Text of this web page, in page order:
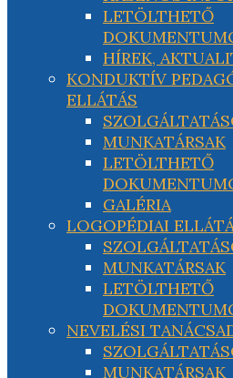
LETÖLTHETŐ
HÍREK,
KONDUKTÍV
ELLÁTÁS
MUNKATÁRSAK
LETÖLTHETŐ
GALÉRIA
LOGOPÉDIAI
MUNKATÁRSAK
LETÖLTHETŐ
NEVELÉSI
MUNKATÁRSAK